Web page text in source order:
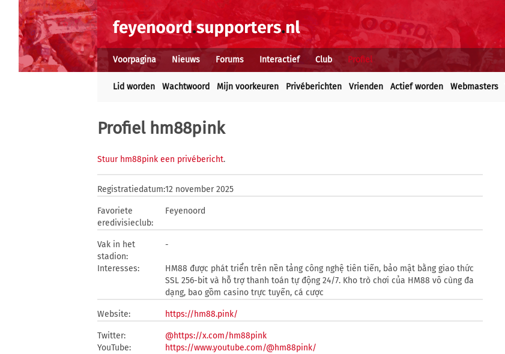
Voorpagina Nieuws Forums Interactief Club Profiel
Lid worden Wachtwoord Mijn voorkeuren Privéberichten Vrienden Actief worden Webmasters
Profiel hm88pink
Stuur hm88pink een privébericht.
Registratiedatum:12 november 2025
Favoriete
eredivisieclub:
Feyenoord
Vak in het
stadion:
-
Interesses:
HM88 được phát triển trên nền tảng công nghệ tiên tiến, bảo mật bằng giao thức
SSL 256-bit và hỗ trợ thanh toán tự động 24/7. Kho trò chơi của HM88 vô cùng đa
dạng, bao gồm casino trực tuyến, cá cược
Website: https://hm88.pink/
Twitter:
@https://x.com/hm88pink
YouTube:
https://www.youtube.com/@hm88pink/